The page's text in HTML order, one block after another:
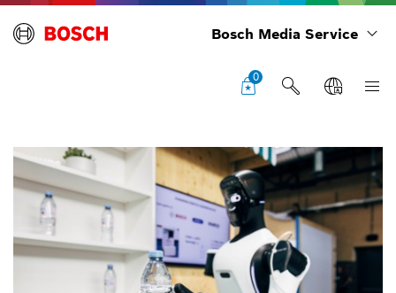
Bosch Media Service
0